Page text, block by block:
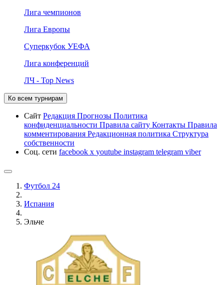
Лига чемпионов
Лига Европы
Суперкубок УЕФА
Лига конференций
ЛЧ - Top News
Ко всем турнирам
Сайт Редакция Прогнозы Политика
конфиденциальности Правила сайту Контакты Правила
комментирования Редакционная политика Структура
собственности
Соц. сети facebook x youtube instagram telegram viber
Футбол 24
Испания
Эльче